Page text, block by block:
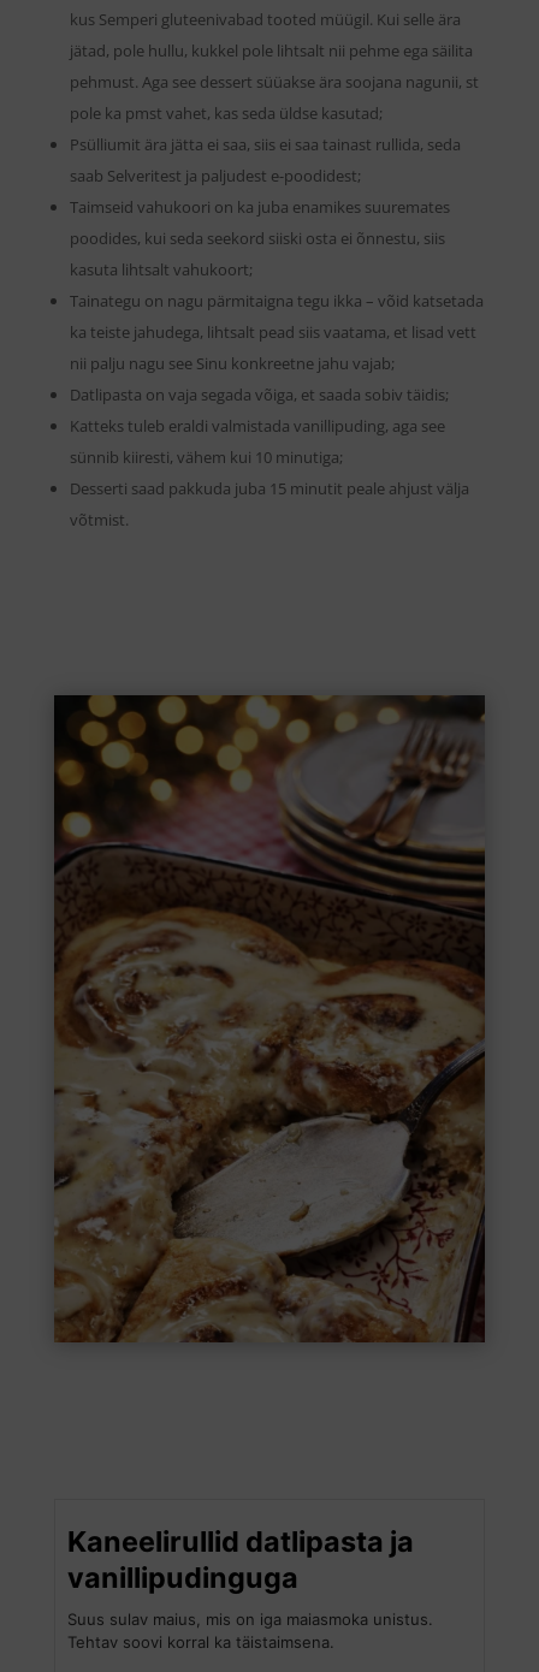
kus Semperi gluteenivabad tooted müügil. Kui selle ära
jätad, pole hullu, kukkel pole lihtsalt nii pehme ega säilita
pehmust. Aga see dessert süüakse ära soojana nagunii, st
pole ka pmst vahet, kas seda üldse kasutad;
Psülliumit ära jätta ei saa, siis ei saa tainast rullida, seda
saab Selveritest ja paljudest e-poodidest;
Taimseid vahukoori on ka juba enamikes suuremates
poodides, kui seda seekord siiski osta ei õnnestu, siis
kasuta lihtsalt vahukoort;
Tainategu on nagu pärmitaigna tegu ikka – võid katsetada
ka teiste jahudega, lihtsalt pead siis vaatama, et lisad vett
nii palju nagu see Sinu konkreetne jahu vajab;
Datlipasta on vaja segada võiga, et saada sobiv täidis;
Katteks tuleb eraldi valmistada vanillipuding, aga see
sünnib kiiresti, vähem kui 10 minutiga;
Desserti saad pakkuda juba 15 minutit peale ahjust välja
võtmist.
Kaneelirullid datlipasta ja
vanillipudinguga
Suus sulav maius, mis on iga maiasmoka unistus.
Tehtav soovi korral ka täistaimsena.